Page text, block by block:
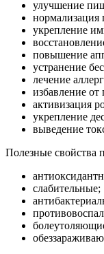
улучшение
нормализация
укрепление
повышение
устранение
лечение
избавление от
активизация
укрепление
выведение
Полезные свойства
слабительные;